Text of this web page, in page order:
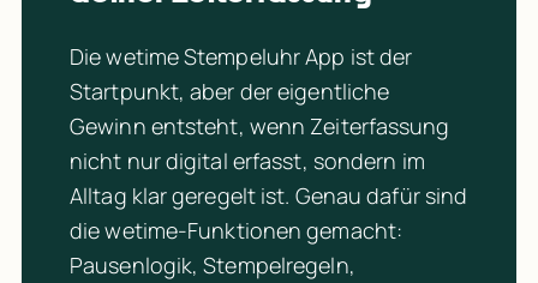
Die wetime Stempeluhr App ist der
Startpunkt, aber der eigentliche
Gewinn entsteht, wenn Zeiterfassung
nicht nur digital erfasst, sondern im
Alltag klar geregelt ist. Genau dafür sind
die wetime-Funktionen gemacht:
Pausenlogik, Stempelregeln,